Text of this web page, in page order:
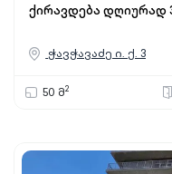
ქირავდება დღიურად
ჭავჭავაძე ი. ქ. 3
50 მ2